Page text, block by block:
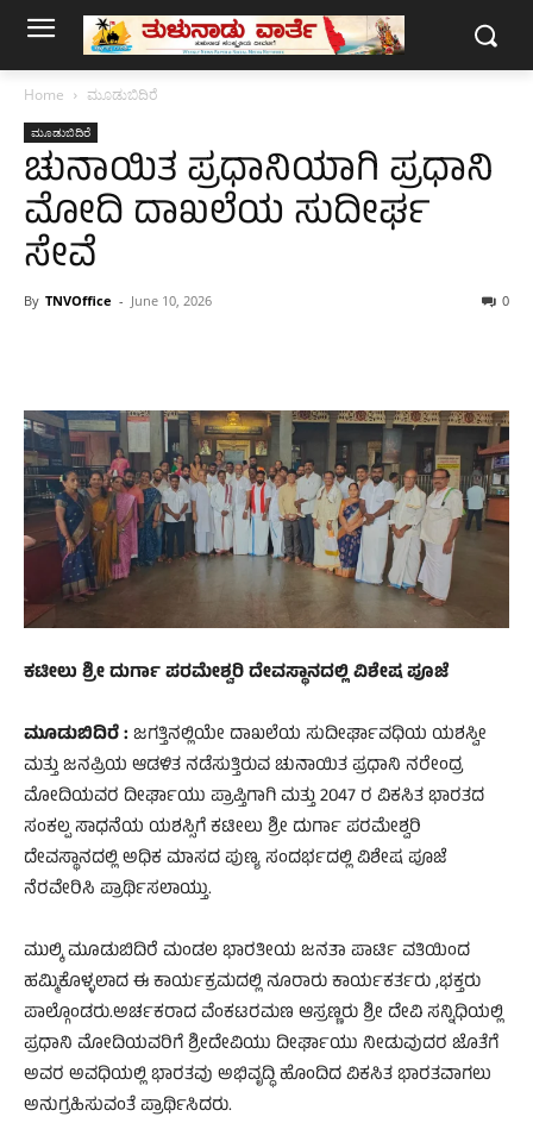
Home ಮೂಡುಬಿದಿರೆ
ಮೂಡುಬಿದಿರೆ
ಚುನಾಯಿತ ಪ್ರಧಾನಿಯಾಗಿ ಪ್ರಧಾನಿ
ಮೋದಿ ದಾಖಲೆಯ ಸುದೀರ್ಘ
ಸೇವೆ
By TNVOffice - June 10, 2026 0
ಕಟೀಲು ಶ್ರೀ ದುರ್ಗಾ ಪರಮೇಶ್ವರಿ ದೇವಸ್ಥಾನದಲ್ಲಿ ವಿಶೇಷ ಪೂಜೆ
ಮೂಡುಬಿದಿರೆ : ಜಗತ್ತಿನಲ್ಲಿಯೇ ದಾಖಲೆಯ ಸುದೀರ್ಘಾವಧಿಯ ಯಶಸ್ವೀ
ಮತ್ತು ಜನಪ್ರಿಯ ಆಡಳಿತ ನಡೆಸುತ್ತಿರುವ ಚುನಾಯಿತ ಪ್ರಧಾನಿ ನರೇಂದ್ರ
ಮೋದಿಯವರ ದೀರ್ಘಾಯು ಪ್ರಾಪ್ತಿಗಾಗಿ ಮತ್ತು 2047 ರ ವಿಕಸಿತ ಭಾರತದ
ಸಂಕಲ್ಪ ಸಾಧನೆಯ ಯಶಸ್ಸಿಗೆ ಕಟೀಲು ಶ್ರೀ ದುರ್ಗಾ ಪರಮೇಶ್ವರಿ
ದೇವಸ್ಥಾನದಲ್ಲಿ ಅಧಿಕ ಮಾಸದ ಪುಣ್ಯ ಸಂದರ್ಭದಲ್ಲಿ ವಿಶೇಷ ಪೂಜೆ
ನೆರವೇರಿಸಿ ಪ್ರಾರ್ಥಿಸಲಾಯ್ತು.
ಮುಲ್ಕಿ ಮೂಡುಬಿದಿರೆ ಮಂಡಲ ಭಾರತೀಯ ಜನತಾ ಪಾರ್ಟಿ ವತಿಯಿಂದ
ಹಮ್ಮಿಕೊಳ್ಳಲಾದ ಈ ಕಾರ್ಯಕ್ರಮದಲ್ಲಿ ನೂರಾರು ಕಾರ್ಯಕರ್ತರು ,ಭಕ್ತರು
ಪಾಲ್ಗೊಂಡರು.ಅರ್ಚಕರಾದ ವೆಂಕಟರಮಣ ಆಸ್ರಣ್ಣರು ಶ್ರೀ ದೇವಿ ಸನ್ನಿಧಿಯಲ್ಲಿ
ಪ್ರಧಾನಿ ಮೋದಿಯವರಿಗೆ ಶ್ರೀದೇವಿಯು ದೀರ್ಘಾಯು ನೀಡುವುದರ ಜೊತೆಗೆ
ಅವರ ಅವಧಿಯಲ್ಲಿ ಭಾರತವು ಅಭಿವೃದ್ಧಿ ಹೊಂದಿದ ವಿಕಸಿತ ಭಾರತವಾಗಲು
ಅನುಗ್ರಹಿಸುವಂತೆ ಪ್ರಾರ್ಥಿಸಿದರು.